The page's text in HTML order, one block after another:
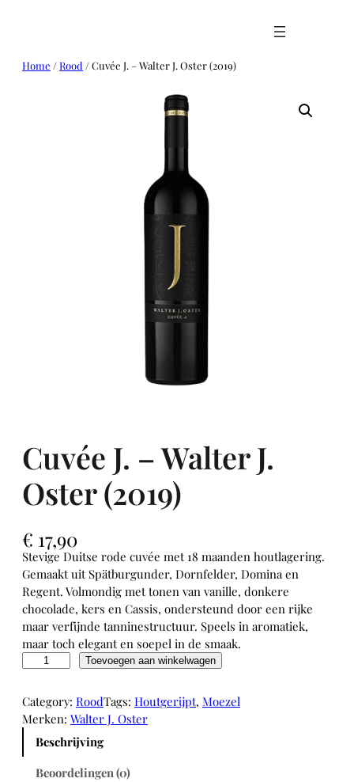
inhoud
Home / Rood / Cuvée J. – Walter J. Oster (2019)
Cuvée J. – Walter J.
Oster (2019)
€ 17,90
Stevige Duitse rode cuvée met 18 maanden houtlagering.
Gemaakt uit Spätburgunder, Dornfelder, Domina en
Regent. Volmondig met tonen van vanille, donkere
chocolade, kers en Cassis, ondersteund door een rijke
maar verfijnde tanninestructuur. Speels in aromatiek,
maar toch elegant en soepel in de smaak.
v
é
e
Toevoegen aan winkelwagen
Category: RoodTags: Houtgerijpt, Moezel
Merken: Walter J. Oster
Beschrijving
Beoordelingen (0)